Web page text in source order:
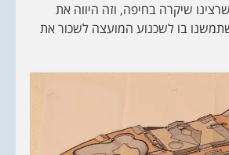
שיקרה בחיפה, וזה היווה את
בו לשכנוע המועצה לשכור את